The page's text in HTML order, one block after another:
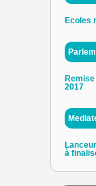
Ecoles
2017
à